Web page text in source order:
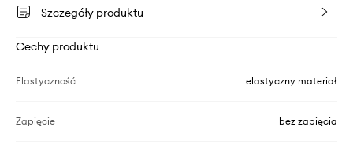
Szczegóły produktu
Cechy produktu
Elastyczność elastyczny materiał
Zapięcie bez zapięcia